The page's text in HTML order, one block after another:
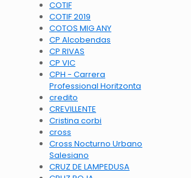
COTIF
COTIF 2019
COTOS MIG ANY
CP Alcobendas
CP RIVAS
CP VIC
CPH - Carrera
Professional Horitzonta
credito
CREVILLENTE
Cristina corbi
cross
Cross Nocturno Urbano
Salesiano
CRUZ DE LAMPEDUSA